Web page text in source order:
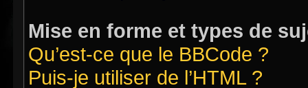
Mise en forme et types de
Qu’est-ce que le BBCode ?
Puis-je utiliser de l’HTML ?